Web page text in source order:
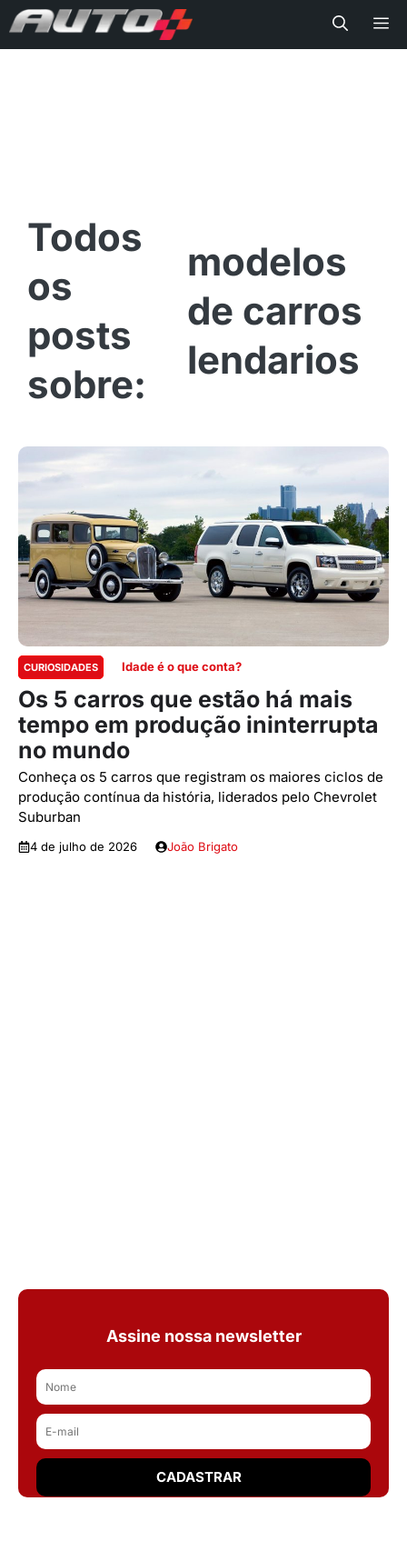
modelos
de carros
lendarios
CURIOSIDADES Idade é o que conta?
Os 5 carros que estão há mais
tempo em produção ininterrupta
no mundo
Conheça os 5 carros que registram os maiores ciclos de
produção contínua da história, liderados pelo Chevrolet
Suburban
4 de julho de 2026 João Brigato
Assine nossa newsletter